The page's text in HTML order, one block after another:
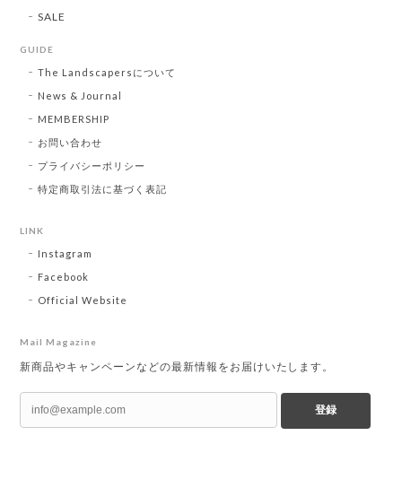
SALE
GUIDE
The Landscapersについて
News & Journal
MEMBERSHIP
お問い合わせ
プライバシーポリシー
特定商取引法に基づく表記
LINK
Instagram
Facebook
Official Website
Mail Magazine
新商品やキャンペーンなどの最新情報をお届けいたします。
登録